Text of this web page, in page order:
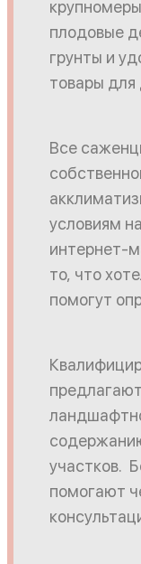
плодовые
грунты и
товары для
Все
условиям
интернет-
то, что
помогут
участков.
помогают